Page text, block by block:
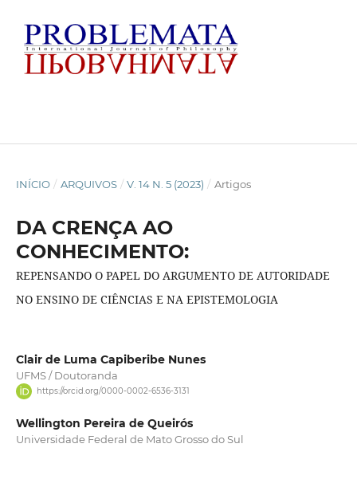
INÍCIO / ARQUIVOS / V. 14 N. 5 (2023) / Artigos
DA CRENÇA AO
CONHECIMENTO:
REPENSANDO O PAPEL DO ARGUMENTO DE AUTORIDADE
NO ENSINO DE CIÊNCIAS E NA EPISTEMOLOGIA
Clair de Luma Capiberibe Nunes
UFMS / Doutoranda
https://orcid.org/0000-0002-6536-3131
Wellington Pereira de Queirós
Universidade Federal de Mato Grosso do Sul